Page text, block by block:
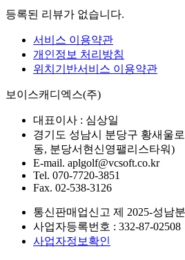
등록된 리뷰가 없습니다.
서비스 이용약관
개인정보 처리방침
위치기반서비스 이용약관
보이스캐디엑스(주)
대표이사 : 심상일
경기도 성남시 분당구 황새울
동, 분당서현신영팰리스타워)
E-mail. aplgolf@vcsoft.co.kr
Tel. 070-7720-3851
Fax. 02-538-3126
통신판매업신고 제 2025-성남
사업자등록번호 : 332-87-02508
사업자정보확인